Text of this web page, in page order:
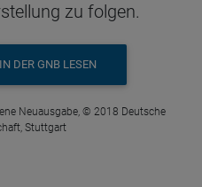
zu folgen.
DER GNB LESEN
Neuausgabe, © 2018 Deutsche
Stuttgart